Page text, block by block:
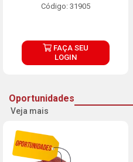
Código: 31905
FAÇA SEU
LOGIN
Oportunidades
Veja mais